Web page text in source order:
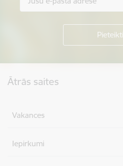
Ātrās saites
Vakances
Iepirkumi